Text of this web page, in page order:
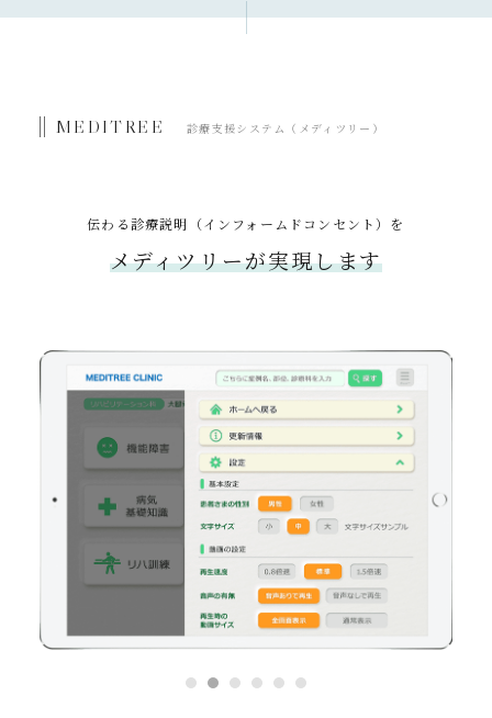
MEDITREE 診療支援システム（メディツリー）
伝わる診療説明（インフォームドコンセント）を
メディツリーが実現します